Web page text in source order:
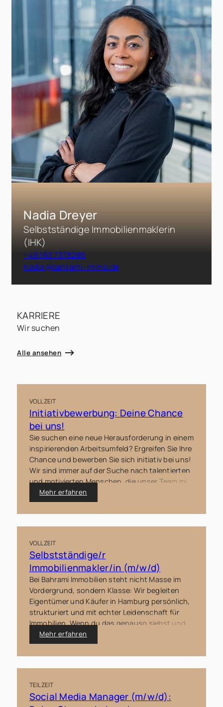
Nadia Dreyer
Selbstständige Immobilienmaklerin
(IHK)
+49 163 7378286
nadia@bahrami-immo.de
KARRIERE
Wir suchen
Alle ansehen
VOLLZEIT
Initiativbewerbung: Deine Chance
bei uns!
Sie suchen eine neue Herausforderung in einem
inspirierenden Arbeitsumfeld? Ergreifen Sie Ihre
Chance und bewerben Sie sich initiativ bei uns!
Wir sind immer auf der Suche nach talentierten
und motivierten Menschen, die unser Team mit
ihren Fähigkeiten bereichern möchten.
Mehr erfahren
VOLLZEIT
Selbstständige/r
Immobilienmakler/in (m/w/d)
Bei Bahrami Immobilien steht nicht Masse im
Vordergrund, sondern Klasse: Wir begleiten
Eigentümer und Käufer in Hamburg persönlich,
strukturiert und mit echter Leidenschaft für
Immobilien. Wenn du das genauso siehst und
Lust hast, dich in einem wachsenden
Unternehmen mit ehrlichen Werten
einzubringen, dann bist du bei uns genau
richtig.
Mehr erfahren
TEILZEIT
Social Media Manager (m/w/d):